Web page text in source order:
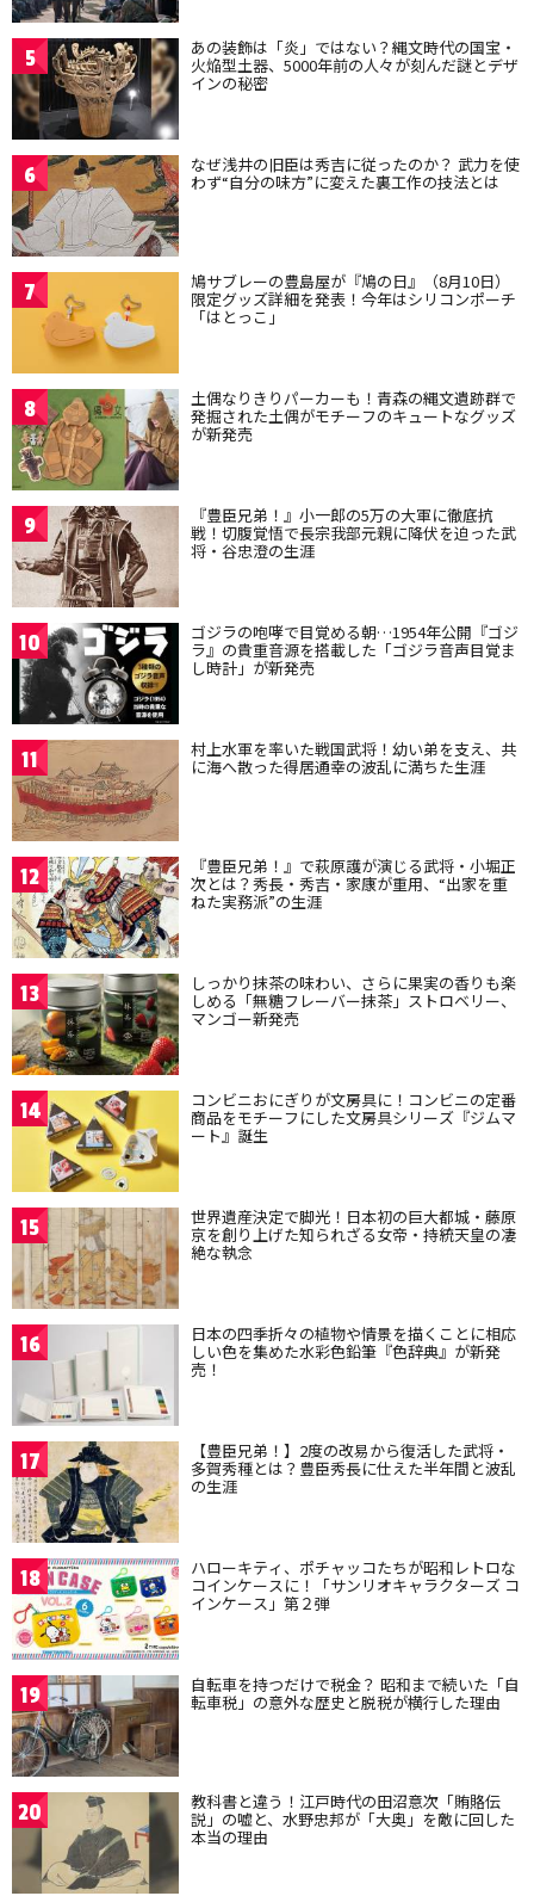
5 あの装飾は「炎」ではない？縄文時代の国宝・
火焔型土器、5000年前の人々が刻んだ謎とデザ
インの秘密
6 なぜ浅井の旧臣は秀吉に従ったのか？ 武力を使
わず“自分の味方”に変えた裏工作の技法とは
7 鳩サブレーの豊島屋が『鳩の日』（8月10日）
限定グッズ詳細を発表！今年はシリコンポーチ
「はとっこ」
8 土偶なりきりパーカーも！青森の縄文遺跡群で
発掘された土偶がモチーフのキュートなグッズ
が新発売
9 『豊臣兄弟！』小一郎の5万の大軍に徹底抗
戦！切腹覚悟で長宗我部元親に降伏を迫った武
将・谷忠澄の生涯
10 ゴジラの咆哮で目覚める朝…1954年公開『ゴジ
ラ』の貴重音源を搭載した「ゴジラ音声目覚ま
し時計」が新発売
11 村上水軍を率いた戦国武将！幼い弟を支え、共
に海へ散った得居通幸の波乱に満ちた生涯
12 『豊臣兄弟！』で萩原護が演じる武将・小堀正
次とは？秀長・秀吉・家康が重用、“出家を重
ねた実務派”の生涯
13 しっかり抹茶の味わい、さらに果実の香りも楽
しめる「無糖フレーバー抹茶」ストロベリー、
マンゴー新発売
14 コンビニおにぎりが文房具に！コンビニの定番
商品をモチーフにした文房具シリーズ『ジムマ
ート』誕生
15 世界遺産決定で脚光！日本初の巨大都城・藤原
京を創り上げた知られざる女帝・持統天皇の凄
絶な執念
16 日本の四季折々の植物や情景を描くことに相応
しい色を集めた水彩色鉛筆『色辞典』が新発
売！
17 【豊臣兄弟！】2度の改易から復活した武将・
多賀秀種とは？豊臣秀長に仕えた半年間と波乱
の生涯
18 ハローキティ、ポチャッコたちが昭和レトロな
コインケースに！「サンリオキャラクターズ コ
インケース」第２弾
19 自転車を持つだけで税金？ 昭和まで続いた「自
転車税」の意外な歴史と脱税が横行した理由
20 教科書と違う！江戸時代の田沼意次「賄賂伝
説」の嘘と、水野忠邦が「大奥」を敵に回した
本当の理由